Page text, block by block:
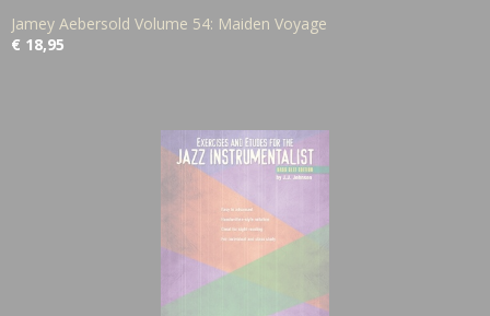
Jamey Aebersold Volume 54: Maiden Voyage
€ 18,95